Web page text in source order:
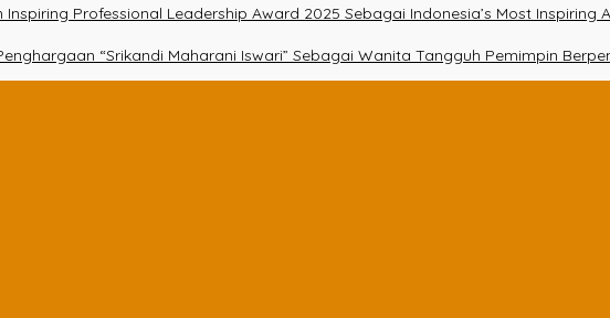
Professional Leadership Award 2025 Sebagai Indonesia’s Most Inspiring
“Srikandi Maharani Iswari” Sebagai Wanita Tangguh Pemimpin